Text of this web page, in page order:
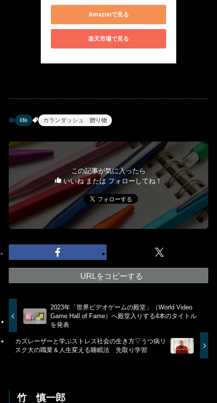
Amazonで見る
楽天市場で見る
life カランダッシュ 贈り物
この記事が気に入ったら
いいね または フォローしてね！
URLをコピーする
2023年「世界ビデオゲームの殿堂」（World Video
Game Hall of Fame）へ殿堂入りする4本のタイトル
を発表
カズレーザーと学ぶストレス社会の生き方▽うつ病リ
スク大の職業＆人生変える睡眠法 先取り学習
竹 慎一郎